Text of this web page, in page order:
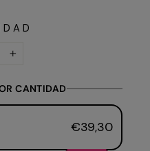
CANTIDAD
€39,30